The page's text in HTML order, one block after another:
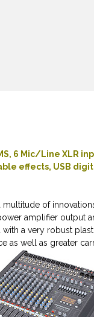
6 Mic/Line XLR
effects, USB
multitude of
amplifier output
with a very robust
as well as greater